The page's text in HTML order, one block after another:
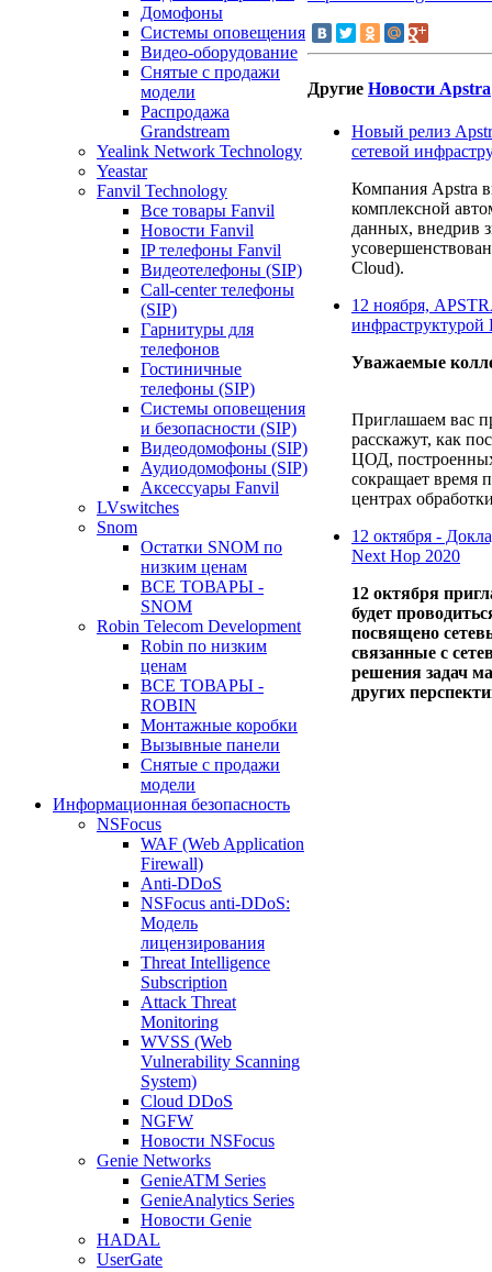
Домофоны
Системы оповещения
Видео-оборудование
Снятые с продажи
модели
Распродажа
Grandstream
Yealink Network Technology
Yeastar
Fanvil Technology
Все товары Fanvil
Новости Fanvil
IP телефоны Fanvil
Видеотелефоны (SIP)
Call-center телефоны
(SIP)
Гарнитуры для
телефонов
Гостиничные
телефоны (SIP)
Системы оповещения
и безопасности (SIP)
Видеодомофоны (SIP)
Аудиодомофоны (SIP)
Аксессуары Fanvil
LVswitches
Snom
Остатки SNOM по
низким ценам
ВСЕ ТОВАРЫ -
SNOM
Robin Telecom Development
Robin по низким
ценам
ВСЕ ТОВАРЫ -
ROBIN
Монтажные коробки
Вызывные панели
Снятые с продажи
модели
Информационная безопасность
NSFocus
WAF (Web Application
Firewall)
Anti-DDoS
NSFocus anti-DDoS:
Модель
лицензирования
Threat Intelligence
Subscription
Attack Threat
Monitoring
WVSS (Web
Vulnerability Scanning
System)
Cloud DDoS
NGFW
Новости NSFocus
Genie Networks
GenieATM Series
GenieAnalytics Series
Новости Genie
HADAL
UserGate
Другие Новости Apstra
Новый релиз
сетевой
Компания Apstra
комплексной
данных, внедрив
Cloud).
12 ноября,
Уважаемые
Приглашаем вас
расскажут, как
ЦОД,
сокращает время
центрах
12 октября -
Next Hop 2020
12 октября
будет
посвящено
связанные с
решения задач
других